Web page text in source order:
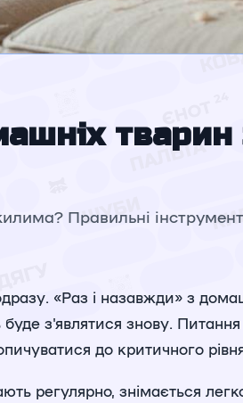
Правильні
«Раз і назавжди» з
з'являтися знову.
до критичного
регулярно, знімається